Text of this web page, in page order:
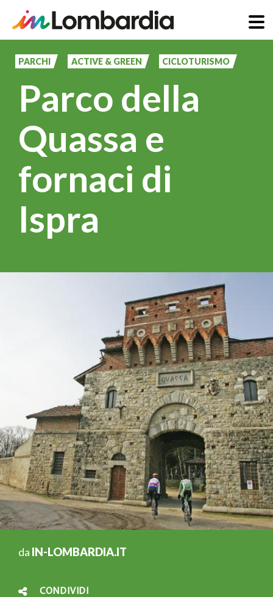
principale
PARCHI ACTIVE & GREEN CICLOTURISMO
Parco della
Quassa e
fornaci di
Ispra
da IN-LOMBARDIA.IT
CONDIVIDI